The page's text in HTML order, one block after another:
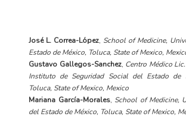
José L. Correa-López, School of Medicine,
Estado de México, Toluca, State of Mexico,
Gustavo Gallegos-Sanchez, Centro Médico
Instituto de Seguridad Social del Estado de
Toluca, State of Mexico, Mexico
Mariana García-Morales, School of Medicine,
del Estado de México, Toluca, State of Mexico,